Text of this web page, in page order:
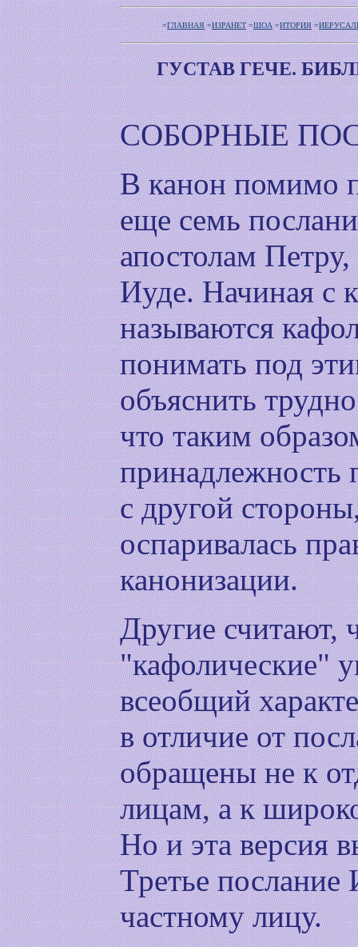
=ГЛАВНАЯ=ИЗРАНЕТ=ШОА=ИТОРИЯ=
ГУСТАВ ГЕЧЕ.
СОБОРНЫЕ
В канон помимо
еще семь
апостолам
Иуде. Начиная с
называются
понимать под
объяснить
что таким
принадлежность
с другой
оспаривалась
канонизации.
Другие считают,
"кафолические"
всеобщий
в отличие от
обращены не к
лицам, а к
Но и эта версия
Третье послание
частному лицу.